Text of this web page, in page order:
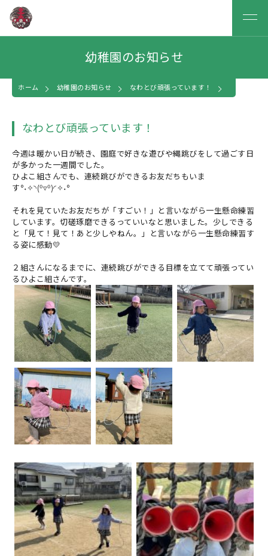
幼稚園のお知らせ
ホーム 幼稚園のお知らせ なわとび頑張っています！
なわとび頑張っています！
今週は暖かい日が続き、園庭で好きな遊びや縄跳びをして過ごす日
が多かった一週間でした。
ひよこ組さんでも、連続跳びができるお友だちもいま
す°˖✧◝(⁰▿⁰)◜✧˖°
それを見ていたお友だちが「すごい！」と言いながら一生懸命練習
しています。切磋琢磨できるっていいなと思いました。少しできる
と「見て！見て！あと少しやねん。」と言いながら一生懸命練習す
る姿に感動💛
２組さんになるまでに、連続跳びができる目標を立てて頑張ってい
るひよこ組さんです。